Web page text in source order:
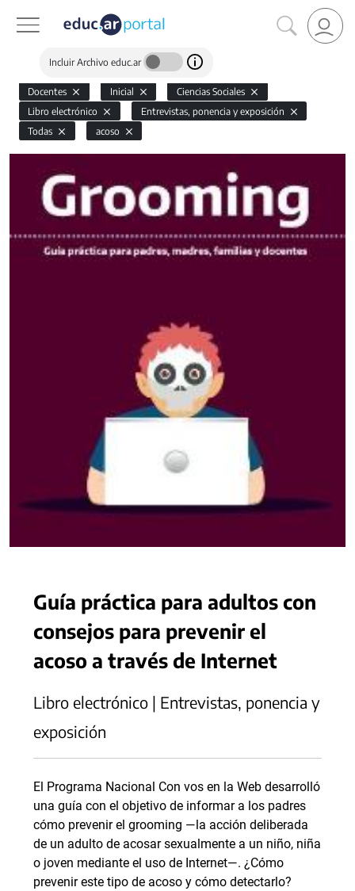
Incluir Archivo educ.ar
Docentes Inicial
Ciencias Sociales
Libro electrónico
Entrevistas, ponencia y exposición
Todas
acoso
Guía práctica para adultos con
consejos para prevenir el
acoso a través de Internet
Libro electrónico | Entrevistas, ponencia y
exposición
El Programa Nacional Con vos en la Web desarrolló
una guía con el objetivo de informar a los padres
cómo prevenir el grooming —la acción deliberada
de un adulto de acosar sexualmente a un niño, niña
o joven mediante el uso de Internet—. ¿Cómo
prevenir este tipo de acoso y cómo detectarlo?